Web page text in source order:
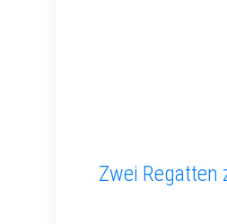
Zwei Regatten